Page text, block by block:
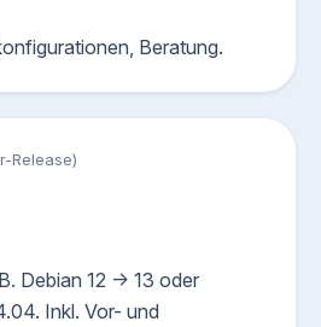
Beratung.
Release)
Debian 12 -> 13 oder
Inkl. Vor- und